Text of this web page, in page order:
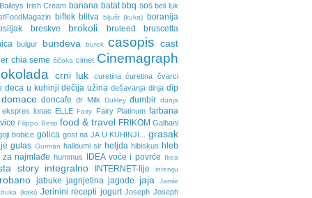
Baileys Irish Cream banana batat bbq sos beli luk
biftek blitva bljušt (kuka)
boranija
breskve brokoli bruleed
bruscetta
bulgur bundeva burek casopis cast
chia seme čičoka cimet Cinemagraph
crni luk curetina ćuretina čvarci
deca u kuhinji dečija užina dešavanja dinja dip
domace doncafe dr Milk Dukley đumbir dunja
ekspres lonac ELLE Fairy Fairy Platinum farbana
Filippo Berio food & travel FRIKOM Galbani
bobice golica gost na JA U KUHINJI... grasak
gulas Gurman halloumi sir heljda hibiskus hleb
za najmlađe hummus IDEA voće i povrće Ikea
story integralno INTERNET-lije intervju
jabuke jagnjetina jagode jaja
Jamie
(kaki) Jerinini recepti jogurt Joseph Joseph